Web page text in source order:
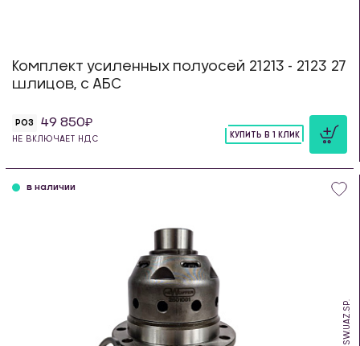
Комплект усиленных полуосей 21213 - 2123 27
шлицов, с АБС
РОЗ 49 850
НЕ ВКЛЮЧАЕТ НДС
КУПИТЬ В 1 КЛИК
SW.UAZ.SP.
в наличии